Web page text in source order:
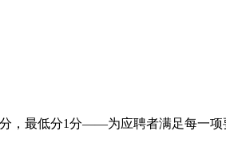
，最低分1分——为应聘者满足每一